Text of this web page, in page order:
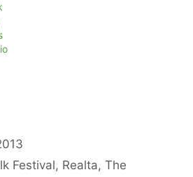
Festival, Realta,The